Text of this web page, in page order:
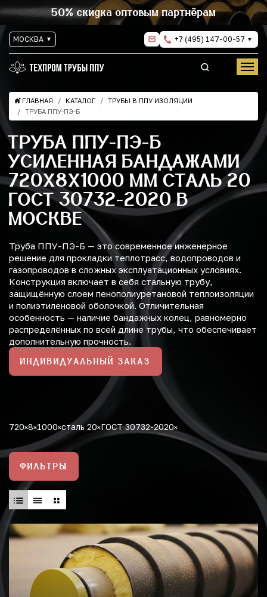
50% скидка оптовым партнёрам
МОСКВА +7 (495) 147-00-57
ГЛАВНАЯ КАТАЛОГ
ТРУБЫ В ППУ ИЗОЛЯЦИИ
ТРУБА ППУ-ПЭ-Б
ТРУБА ППУ-ПЭ-Б
УСИЛЕННАЯ БАНДАЖАМИ
720Х8Х1000 ММ СТАЛЬ 20
ГОСТ 30732-2020 В
МОСКВЕ
Труба ППУ-ПЭ-Б — это современное инженерное
решение для прокладки теплотрасс, водопроводов и
газопроводов в сложных эксплуатационных условиях.
Конструкция включает в себя стальную трубу,
защищённую слоем пенополиуретановой теплоизоляции
и полиэтиленовой оболочкой. Отличительная
особенность — наличие бандажных колец, равномерно
распределённых по всей длине трубы, что обеспечивает
дополнительную прочность.
ИНДИВИДУАЛЬНЫЙ ЗАКАЗ
720 8 1000 сталь 20 ГОСТ 30732-2020
ФИЛЬТРЫ